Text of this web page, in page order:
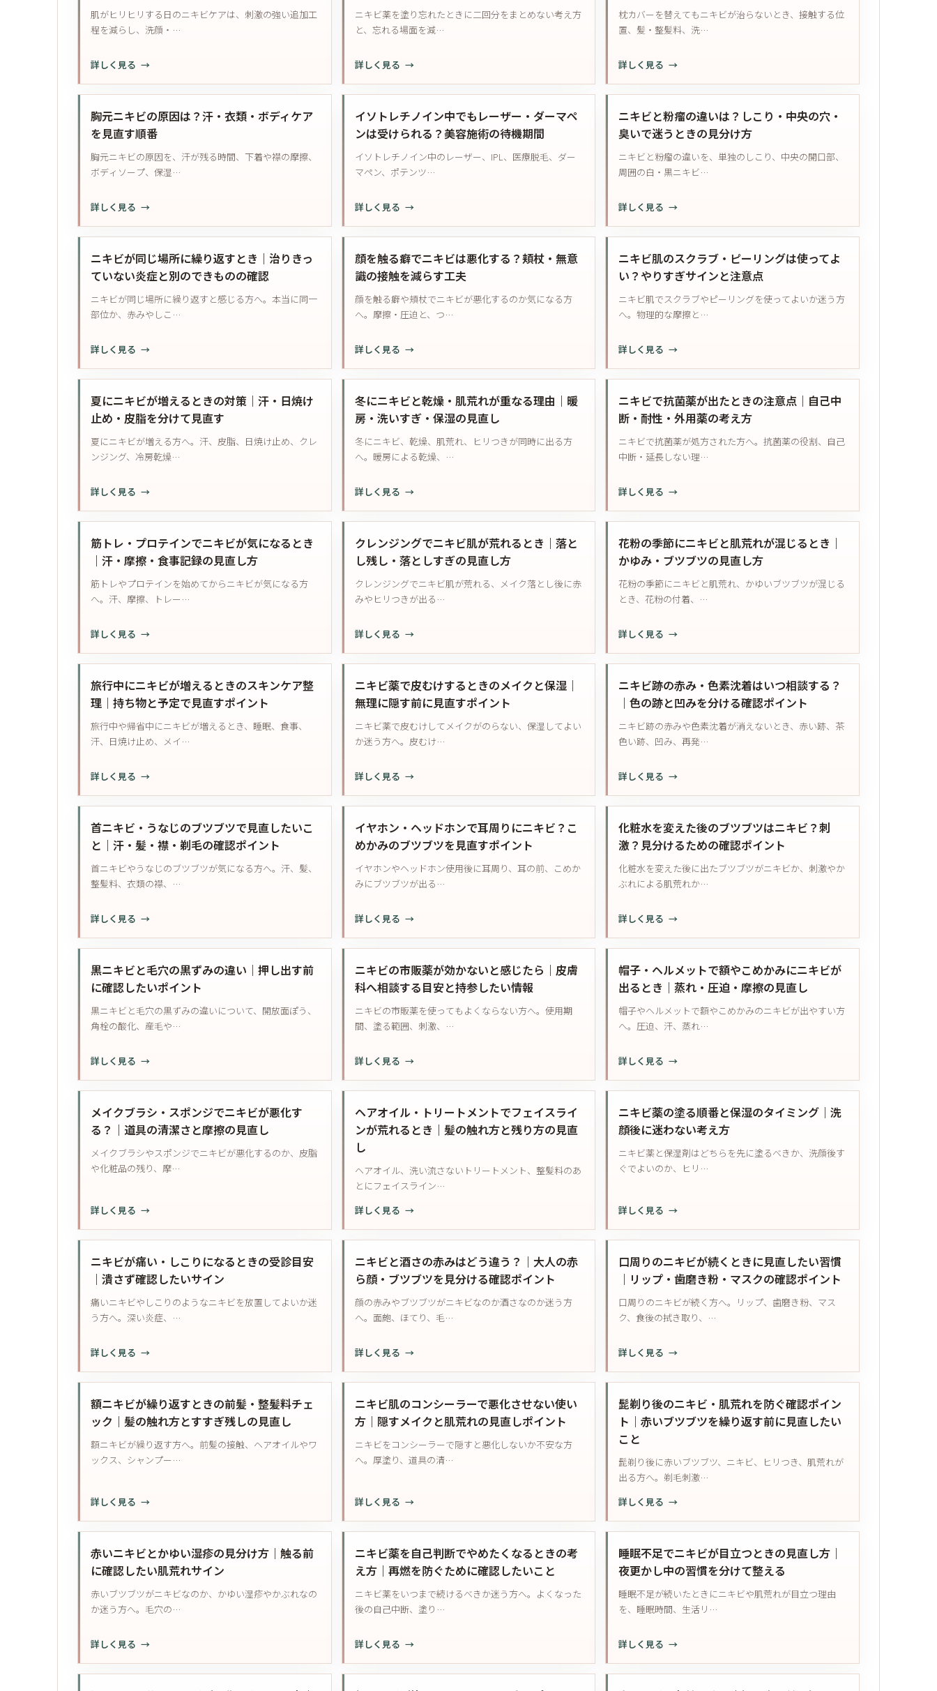
肌がヒリヒリする日のニキビケアは、刺激の強い追加工
程を減らし、洗顔・…
詳しく見る
:
が
ヒ
リ
リ
す
日
の
ニ
キ
ビ
ア
｜
ら
す
程
と
膚
科
の
相
目
ニキビ薬を塗り忘れたときに二回分をまとめない考え方
と、忘れる場面を減…
詳しく見る
:
キ
ビ
薬
塗
り
れ
た
と
き
｜
理
な
続
け
工
夫
相
安
枕カバーを替えてもニキビが治らないとき、接触する位
置、髪・整髪料、洗…
詳しく見る
:
カ
バ
ー
を
替
え
も
ニ
キ
ビ
が
ら
な
と
き
寝
具
外
の
直
し
胸元ニキビの原因は？汗・衣類・ボディケア
を見直す順番
胸元ニキビの原因を、汗が残る時間、下着や襟の摩擦、
ボディソープ、保湿…
詳しく見る
:
元
ニ
キ
の
原
は？
汗・
衣
類・
ボ
ィ
ケ
を
見
す
順
イソトレチノイン中でもレーザー・ダーマペ
ンは受けられる？美容施術の待機期間
イソトレチノイン中のレーザー、IPL、医療脱毛、ダー
マペン、ポテンツ…
詳しく見る
:
ソ
ト
レ
チ
ノ
イ
中
で
も
レ
ー
ー・
ダ
マ
ペ
は
受
ら
れ
美
容
術
の
機
ニキビと粉瘤の違いは？しこり・中央の穴・
臭いで迷うときの見分け方
ニキビと粉瘤の違いを、単独のしこり、中央の開口部、
周囲の白・黒ニキビ…
詳しく見る
:
キ
ビ
と
瘤
の
い
は？
し
こ
り・
央
の
臭
い
迷
う
き
の
分
け
ニキビが同じ場所に繰り返すとき｜治りきっ
ていない炎症と別のできものの確認
ニキビが同じ場所に繰り返すと感じる方へ。本当に同一
部位か、赤みやしこ…
詳しく見る
:
キ
ビ
が
じ
場
に
繰
り
返
す
き
｜
り
き
て
い
い
炎
と
別
で
き
も
の
認
顔を触る癖でニキビは悪化する？頬杖・無意
識の接触を減らす工夫
顔を触る癖や頬杖でニキビが悪化するのか気になる方
へ。摩擦・圧迫と、つ…
詳しく見る
:
を
触
る
癖
で
ニ
ビ
は
悪
化
す
頬
杖・
意
識
接
触
減
ら
工
夫
ニキビ肌のスクラブ・ピーリングは使ってよ
い？やりすぎサインと注意点
ニキビ肌でスクラブやピーリングを使ってよいか迷う方
へ。物理的な摩擦と…
詳しく見る
:
キ
ビ
肌
ス
ク
ブ・
ピ
ー
リ
ン
は
使
て
よ
や
り
ぎ
サ
ン
と
意
点
夏にニキビが増えるときの対策｜汗・日焼け
止め・皮脂を分けて見直す
夏にニキビが増える方へ。汗、皮脂、日焼け止め、クレ
ンジング、冷房乾燥…
詳しく見る
:
に
ニ
キ
ビ
が
増
る
と
き
の
対
｜
汗・
焼
け
め・
皮
を
分
て
見
す
冬にニキビと乾燥・肌荒れが重なる理由｜暖
房・洗いすぎ・保湿の見直し
冬にニキビ、乾燥、肌荒れ、ヒリつきが同時に出る方
へ。暖房による乾燥、…
詳しく見る
:
に
ニ
キ
と
乾
肌
荒
れ
が
重
る
理
｜
暖
洗
い
ぎ・
保
の
見
し
ニキビで抗菌薬が出たときの注意点｜自己中
断・耐性・外用薬の考え方
ニキビで抗菌薬が処方された方へ。抗菌薬の役割、自己
中断・延長しない理…
詳しく見る
:
キ
ビ
で
菌
薬
出
た
と
き
の
意
点
自
己
断・
耐
外
用
の
考
方
筋トレ・プロテインでニキビが気になるとき
｜汗・摩擦・食事記録の見直し方
筋トレやプロテインを始めてからニキビが気になる方
へ。汗、摩擦、トレー…
詳しく見る
:
ト
レ・
プ
テ
イ
で
ニ
キ
ビ
が
に
な
と
き
汗・
摩
食
事
録
の
直
し
方
クレンジングでニキビ肌が荒れるとき｜落と
し残し・落としすぎの見直し方
クレンジングでニキビ肌が荒れる、メイク落とし後に赤
みやヒリつきが出る…
詳しく見る
:
レ
ン
ジ
ン
グ
で
キ
ビ
肌
が
荒
る
と
｜
落
し
残
落
と
す
ぎ
見
直
し
花粉の季節にニキビと肌荒れが混じるとき｜
かゆみ・ブツブツの見直し方
花粉の季節にニキビと肌荒れ、かゆいブツブツが混じる
とき、花粉の付着、…
詳しく見る
:
粉
の
季
節
に
ニ
ビ
と
肌
荒
れ
混
じ
と
き
か
ゆ
ブ
ツ
の
直
し
旅行中にニキビが増えるときのスキンケア整
理｜持ち物と予定で見直すポイント
旅行中や帰省中にニキビが増えるとき、睡眠、食事、
汗、日焼け止め、メイ…
詳しく見る
:
行
中
に
キ
ビ
増
え
る
と
き
ス
キ
ケ
ア
理
｜
ち
物
予
で
見
直
す
ポ
イ
ト
ニキビ薬で皮むけするときのメイクと保湿｜
無理に隠す前に見直すポイント
ニキビ薬で皮むけしてメイクがのらない、保湿してよい
か迷う方へ。皮むけ…
詳しく見る
:
キ
ビ
薬
皮
む
す
る
と
き
の
イ
ク
保
湿
無
理
に
す
前
に
直
す
ポ
イ
ン
ト
ニキビ跡の赤み・色素沈着はいつ相談する？
｜色の跡と凹みを分ける確認ポイント
ニキビ跡の赤みや色素沈着が消えないとき、赤い跡、茶
色い跡、凹み、再発…
詳しく見る
:
キ
ビ
跡
の
赤
み・
素
沈
着
は
い
相
談
る？
｜
の
跡
凹
み
分
る
確
認
ポ
イ
ン
首ニキビ・うなじのブツブツで見直したいこ
と｜汗・髪・襟・剃毛の確認ポイント
首ニキビやうなじのブツブツが気になる方へ。汗、髪、
整髪料、衣類の襟、…
詳しく見る
:
ニ
キ
ビ・
な
じ
ブ
ツ
ブ
ツ
で
直
し
い
と
汗・
髪・
襟・
剃
の
認
ポ
ン
ト
イヤホン・ヘッドホンで耳周りにニキビ？こ
めかみのブツブツを見直すポイント
イヤホンやヘッドホン使用後に耳周り、耳の前、こめか
みにブツブツが出る…
詳しく見る
:
ヤ
ホ
ン・
ッ
ド
ン
で
耳
周
り
に
キ
ビ？
こ
か
ブ
ツ
ブ
を
直
す
ポ
イ
ン
ト
化粧水を変えた後のブツブツはニキビ？刺
激？見分けるための確認ポイント
化粧水を変えた後に出たブツブツがニキビか、刺激やか
ぶれによる肌荒れか…
詳しく見る
:
粧
水
を
え
た
の
ブ
ツ
ブ
ツ
ニ
キ
刺
見
分
け
る
た
め
確
ポ
イ
ン
ト
黒ニキビと毛穴の黒ずみの違い｜押し出す前
に確認したいポイント
黒ニキビと毛穴の黒ずみの違いについて、開放面ぽう、
角栓の酸化、産毛や…
詳しく見る
:
ニ
キ
ビ
毛
穴
黒
み
違
い
｜
押
出
前
に
確
認
し
た
イ
ン
ニキビの市販薬が効かないと感じたら｜皮膚
科へ相談する目安と持参したい情報
ニキビの市販薬を使ってもよくならない方へ。使用期
間、塗る範囲、刺激、…
詳しく見る
:
キ
ビ
の
市
販
薬
が
効
な
と
感
じ
た
｜
膚
へ
相
談
す
安
と
参
し
た
い
報
帽子・ヘルメットで額やこめかみにニキビが
出るとき｜蒸れ・圧迫・摩擦の見直し
帽子やヘルメットで額やこめかみのニキビが出やすい方
へ。圧迫、汗、蒸れ…
詳しく見る
:
子・
ヘ
ル
メ
ッ
ト
額
こ
か
み
に
ニ
ビ
出
る
と
き
｜
蒸
れ・
迫・
摩
の
見
直
し
メイクブラシ・スポンジでニキビが悪化す
る？｜道具の清潔さと摩擦の見直し
メイクブラシやスポンジでニキビが悪化するのか、皮脂
や化粧品の残り、摩…
詳しく見る
:
イ
ク
ブ
ラ
シ・
ス
ン
ジ
で
ニ
キ
が
悪
す
｜
道
具
の
清
潔
と
擦
ヘアオイル・トリートメントでフェイスライ
ンが荒れるとき｜髪の触れ方と残り方の見直
し
ヘアオイル、洗い流さないトリートメント、整髪料のあ
とにフェイスライン…
詳しく見る
:
ア
オ
イ
ル・
ト
リ
ト
メ
ン
ト
で
ェ
イ
ラ
ン
れ
る
と
｜
の
ニキビ薬の塗る順番と保湿のタイミング｜洗
顔後に迷わない考え方
ニキビ薬と保湿剤はどちらを先に塗るべきか、洗顔後す
ぐでよいのか、ヒリ…
詳しく見る
:
キ
ビ
薬
の
塗
る
番
と
保
湿
の
タ
ミ
ン
グ
洗
顔
後
に
迷
わ
い
え
ニキビが痛い・しこりになるときの受診目安
｜潰さず確認したいサイン
痛いニキビやしこりのようなニキビを放置してよいか迷
う方へ。深い炎症、…
詳しく見る
:
キ
ビ
が
痛
い・
し
り
な
と
き
の
受
目
｜
ニキビと酒さの赤みはどう違う？｜大人の赤
ら顔・ブツブツを見分ける確認ポイント
顔の赤みやブツブツがニキビなのか酒さなのか迷う方
へ。面皰、ほてり、毛…
詳しく見る
:
キ
ビ
と
さ
の
み
ど
違
う？
｜
大
の
ら
口周りのニキビが続くときに見直したい習慣
｜リップ・歯磨き粉・マスクの確認ポイント
口周りのニキビが続く方へ。リップ、歯磨き粉、マス
ク、食後の拭き取り、…
詳しく見る
:
周
り
の
キ
ビ
が
続
と
に
見
直
し
い
慣
額ニキビが繰り返すときの前髪・整髪料チェ
ック｜髪の触れ方とすすぎ残しの見直し
額ニキビが繰り返す方へ。前髪の接触、ヘアオイルやワ
ックス、シャンプー…
詳しく見る
:
ニ
キ
ビ
繰
り
す
と
き
ニキビ肌のコンシーラーで悪化させない使い
方｜隠すメイクと肌荒れの見直しポイント
ニキビをコンシーラーで隠すと悪化しないか不安な方
へ。厚塗り、道具の清…
詳しく見る
:
キ
ビ
肌
コ
ン
ー
ラ
ー
髭剃り後のニキビ・肌荒れを防ぐ確認ポイン
ト｜赤いブツブツを繰り返す前に見直したい
こと
髭剃り後に赤いブツブツ、ニキビ、ヒリつき、肌荒れが
出る方へ。剃毛刺激…
詳しく見る
:
剃
り
後
の
ニ
キ
肌
荒
れ
赤いニキビとかゆい湿疹の見分け方｜触る前
に確認したい肌荒れサイン
赤いブツブツがニキビなのか、かゆい湿疹やかぶれなの
か迷う方へ。毛穴の…
詳しく見る
:
い
ニキビ薬を自己判断でやめたくなるときの考
え方｜再燃を防ぐために確認したいこと
ニキビ薬をいつまで続けるべきか迷う方へ。よくなった
後の自己中断、塗り…
詳しく見る
:
キ
睡眠不足でニキビが目立つときの見直し方｜
夜更かし中の習慣を分けて整える
睡眠不足が続いたときにニキビや肌荒れが目立つ理由
を、睡眠時間、生活リ…
詳しく見る
:
眠